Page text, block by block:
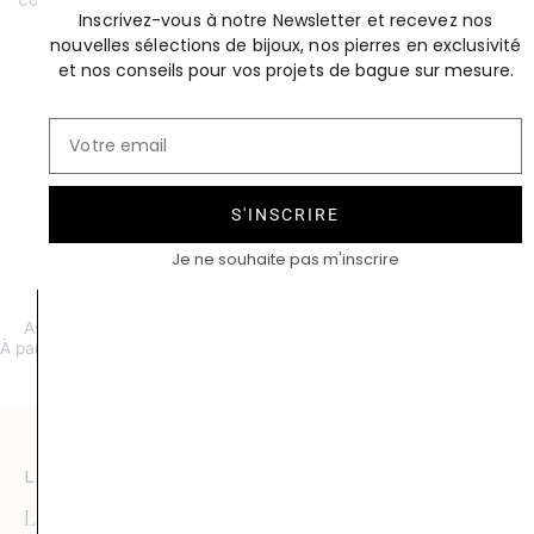
Astragale Rectangle Or rose
À partir de 1500 €
LA COMPAGNIE DES GEMMES
Le caractère unique de
Inscrivez-vous à notre Newsletter et recevez nos
nouvelles sélections de bijoux, nos pierres en exclusivité
et nos conseils pour vos projets de bague sur mesure.
S'INSCRIRE
Je ne souhaite pas m'inscrire